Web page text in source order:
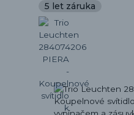
5 let záruka